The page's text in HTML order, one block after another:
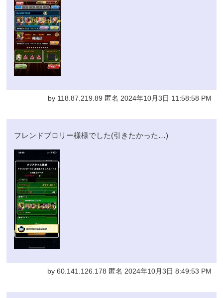
by 118.87.219.89 匿名 2024年10月3日 11:58:58 PM
フレンドブロリー様様でした(引きたかった…)
by 60.141.126.178 匿名 2024年10月3日 8:49:53 PM